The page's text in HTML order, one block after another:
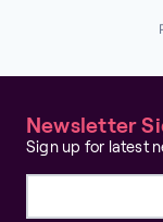
Newsletter
Sign up for latest